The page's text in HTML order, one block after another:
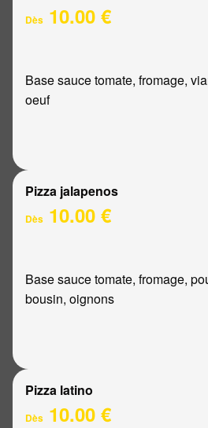
Dès 10.00 €
Base sauce tomate, fromage,
oeuf
Pizza jalapenos
Dès 10.00 €
Base sauce tomate, fromage,
bousin, oignons
Pizza latino
Dès 10.00 €